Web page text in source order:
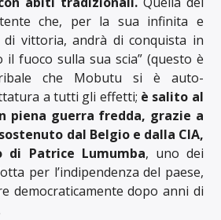
che, per la sua infinita e
di vittoria, andrà di conquista in
il fuoco sulla sua scia” (questo è
che Mobutu si è auto-
a tutti gli effetti; è salito al
piena guerra fredda, grazie a
dal Belgio e dalla CIA,
di Patrice Lumumba, uno dei
per l’indipendenza del paese,
democraticamente dopo anni di